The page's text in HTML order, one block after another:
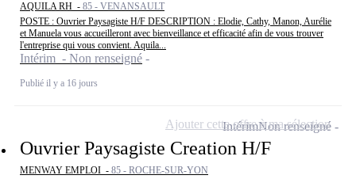
AQUILA RH - 85 - VENANSAULT
POSTE : Ouvrier Paysagiste H/F DESCRIPTION : Elodie, Cathy, Manon, Aurélie
et Manuela vous accueilleront avec bienveillance et efficacité afin de vous trouver
l'entreprise qui vous convient. Aquila...
Intérim - Non renseigné
Publié il y a 16 jours
Ouvrier Paysagiste Creation H/F
MENWAY EMPLOI - 85 - ROCHE-SUR-YON
IntérimNon renseigné
Ajouter cette offre à ma sélection